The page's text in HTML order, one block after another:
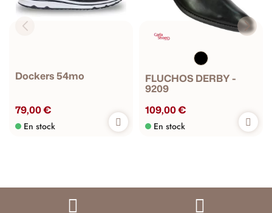
Dockers 54mo
79,00 €
En stock
FLUCHOS DERBY -
9209
109,00 €
En stock